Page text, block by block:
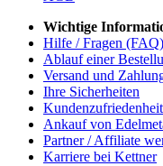
Wichtige
Hilfe / Fragen (FAQ)
Ablauf einer
Versand und
Ihre Sicherheiten
Kundenzufriedenheit
Ankauf von
Partner / Affiliate
Karriere bei Kettner